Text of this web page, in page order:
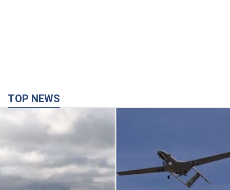
Дрони уразили НПЗ у Нижньокамську, сталась
відео
Місцеві активно публікували фото та відео
10 хвилин тому